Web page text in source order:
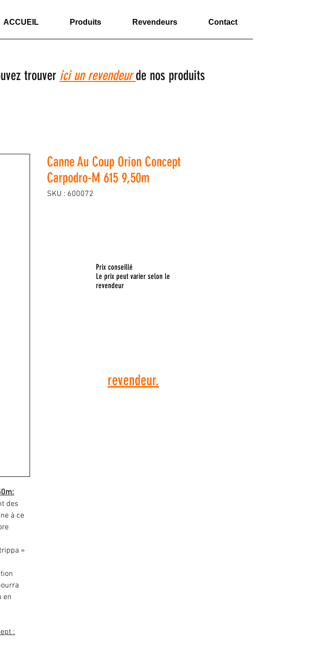
ACCUEIL Produits Revendeurs Contact
trouver ici un revendeurde nos produits
des
à ce
»
en
:
Canne Au Coup Orion Concept
Carpodro-M 615 9,50m
SKU : 600072
Prix conseillé
Le prix peut varier selon le
revendeur
revendeur.